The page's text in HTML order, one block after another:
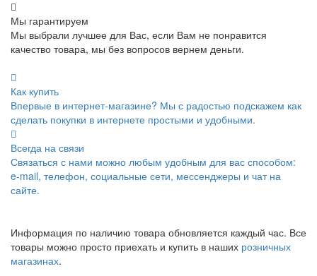
Мы гарантируем
Мы выбрали лучшее для Вас, если Вам не понравится
качество товара, мы без вопросов вернем деньги.
Как купить
Впервые в интернет-магазине? Мы с радостью подскажем как
сделать покупки в интернете простыми и удобными.
Всегда на связи
Связаться с нами можно любым удобным для вас способом:
e-mail, телефон, социальные сети, мессенджеры и чат на
сайте.
Информация по наличию товара обновляется каждый час. Все
товары можно просто приехать и купить в наших розничных
магазинах.